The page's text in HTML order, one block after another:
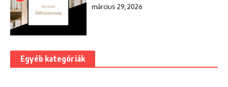
március 29, 2026
Egyéb kategóriák